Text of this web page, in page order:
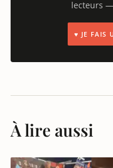
lecteurs
♥ JE FAIS
À lire aussi